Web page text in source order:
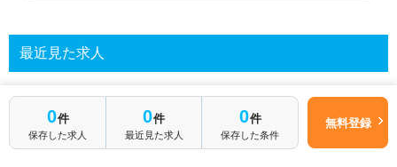
最近見た求人
あなたが最近見た求人を表示します
0件
保存した求人
0件
最近見た求人
0件
保存した条件
無料登録